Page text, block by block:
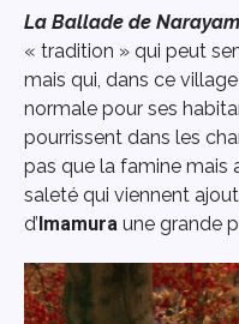
La Ballade de
« tradition » qui peut
mais qui, dans ce
normale pour ses
pourrissent dans les
pas que la famine mais
saleté qui viennent
d’Imamura une grande